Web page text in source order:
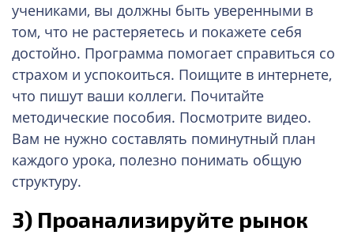
учениками, вы должны быть уверенными в
том, что не растеряетесь и покажете себя
достойно. Программа помогает справиться со
страхом и успокоиться. Поищите в интернете,
что пишут ваши коллеги. Почитайте
методические пособия. Посмотрите видео.
Вам не нужно составлять поминутный план
каждого урока, полезно понимать общую
структуру.
3) Проанализируйте рынок